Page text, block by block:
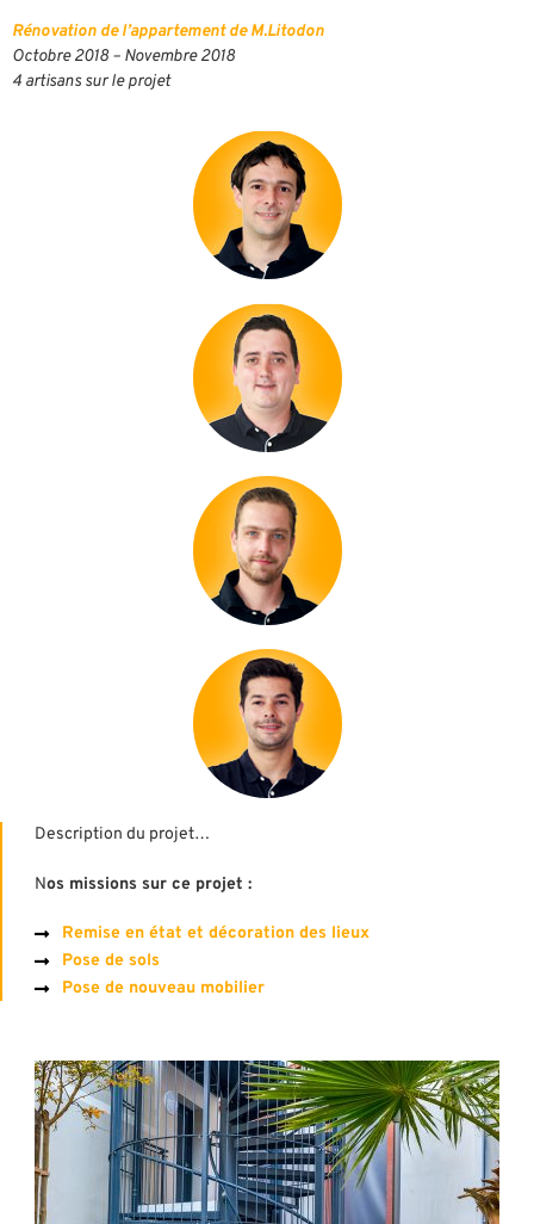
Rénovation de l’appartement de M.Litodon
Octobre 2018 – Novembre 2018
4 artisans sur le projet
Description du projet…
Nos missions sur ce projet :
Remise en état et décoration des lieux
Pose de sols
Pose de nouveau mobilier